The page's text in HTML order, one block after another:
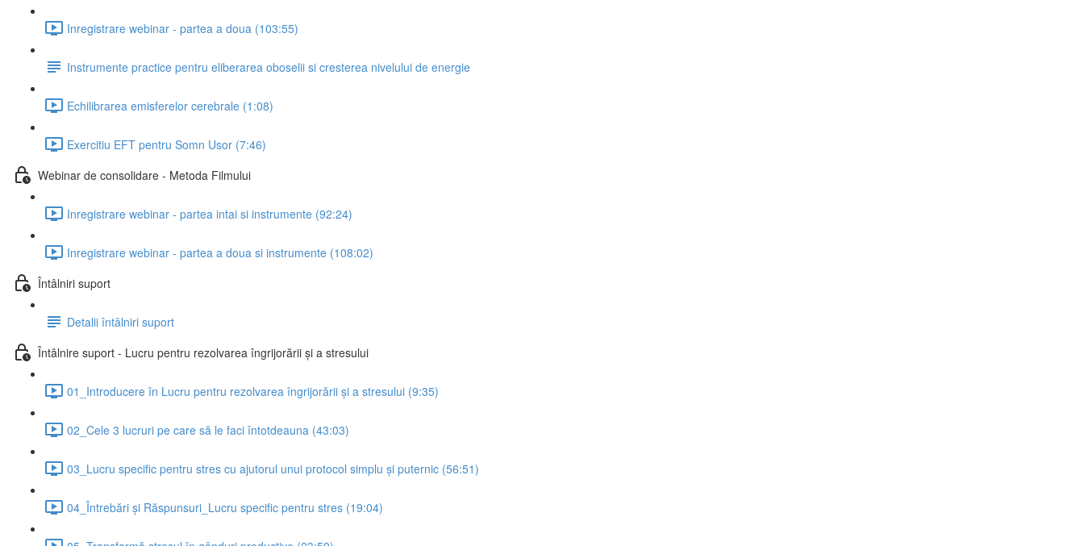
Inregistrare webinar - partea a doua (103:55)
Instrumente practice pentru eliberarea oboselii si cresterea nivelului de energie
Echilibrarea emisferelor cerebrale (1:08)
Exercitiu EFT pentru Somn Usor (7:46)
Webinar de consolidare - Metoda Filmului
Inregistrare webinar - partea intai si instrumente (92:24)
Inregistrare webinar - partea a doua si instrumente (108:02)
Întâlniri suport
Detalii întâlniri suport
Întâlnire suport - Lucru pentru rezolvarea îngrijorării și a stresului
01_Introducere în Lucru pentru rezolvarea îngrijorării și a stresului (9:35)
02_Cele 3 lucruri pe care să le faci întotdeauna (43:03)
03_Lucru specific pentru stres cu ajutorul unui protocol simplu și puternic (56:51)
04_Întrebări și Răspunsuri_Lucru specific pentru stres (19:04)